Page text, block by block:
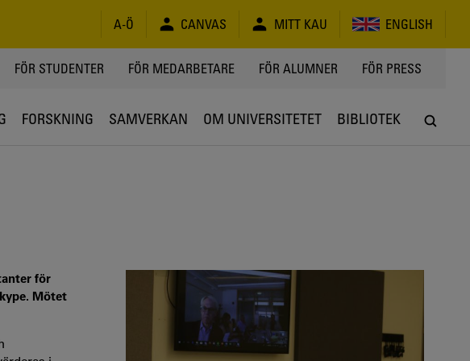
A-Ö CANVAS MITT KAU ENGLISH
TOPPMENY
FÖR STUDENTER FÖR MEDARBETARE FÖR ALUMNER FÖR PRESS
FORSKNING SAMVERKAN OM UNIVERSITETET BIBLIOTEK
för
Mötet